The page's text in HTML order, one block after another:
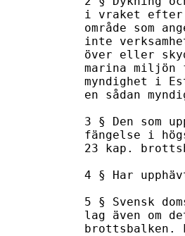
i vraket efter
område som
inte
över eller
marina miljön
myndighet i
en sådan
3 § Den som
fängelse i
23 kap.
4 § Har
5 § Svensk
lag även om
brottsbalken.